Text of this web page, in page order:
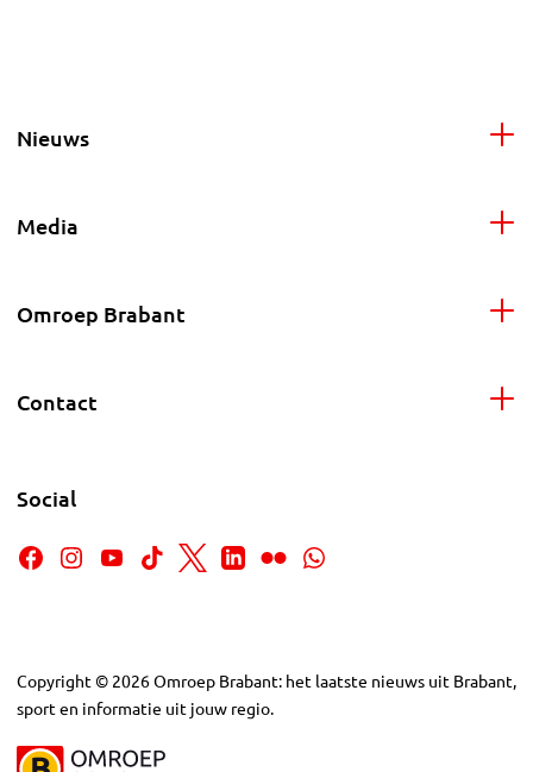
Nieuws
Media
Omroep Brabant
Contact
Social
Copyright © 2026Omroep Brabant: het laatste nieuws uit Brabant,
sport en informatie uit jouw regio.